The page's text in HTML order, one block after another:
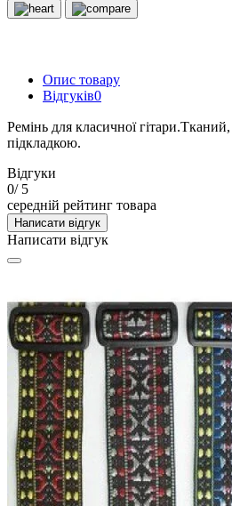
Опис товару
Відгуків0
Ремінь для класичної
підкладкою.
Відгуки
0/ 5
середній рейтинг товара
Написати відгук
Написати відгук